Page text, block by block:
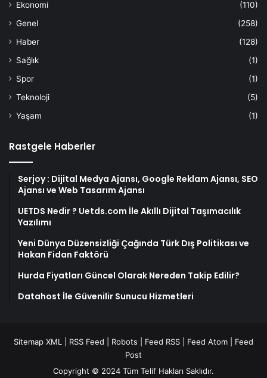
Ekonomi
(110)
Genel
(258)
Haber
(128)
Sağlık
(1)
Spor
(1)
Teknoloji
(5)
Yaşam
(1)
Rastgele Haberler
Serjoy : Dijital Medya Ajansı, Google Reklam Ajansı, SEO
Ajansı ve Web Tasarım Ajansı
UETDS Nedir ? Uetds.com İle Akıllı Dijital Taşımacılık
Yazılımı
Yeni Dünya Düzensizliği Çağında Türk Dış Politikası ve
Hakan Fidan Faktörü
Hurda Fiyatları Güncel Olarak Nereden Takip Edilir?
Datahost İle Güvenilir Sunucu Hizmetleri
Sitemap XML RSS Feed Robots Feed RSS Feed Atom
Feed
Post
Copyright © 2024 Tüm Telif Hakları Saklıdır.